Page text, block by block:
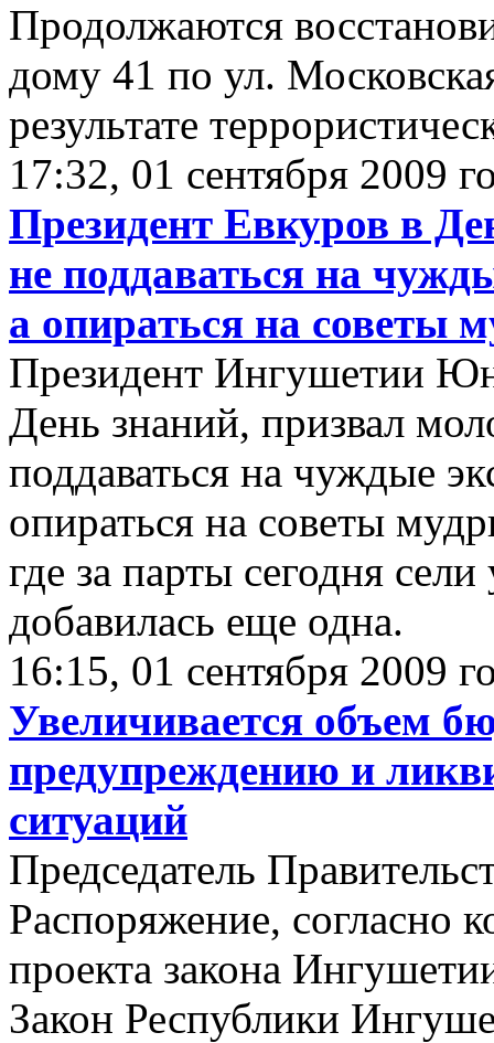
Продолжаются
дому 41 по ул.
результате
17:32, 01 сентября 2009
Президент Евкуров в
не поддаваться на
а опираться на советы
Президент Ингушетии
День знаний, призвал
поддаваться на чуждые
опираться на советы
где за парты сегодня
добавилась еще одна.
16:15, 01 сентября 2009
Увеличивается объем
предупреждению и
ситуаций
Председатель
Распоряжение, согласно
проекта закона
Закон Республики